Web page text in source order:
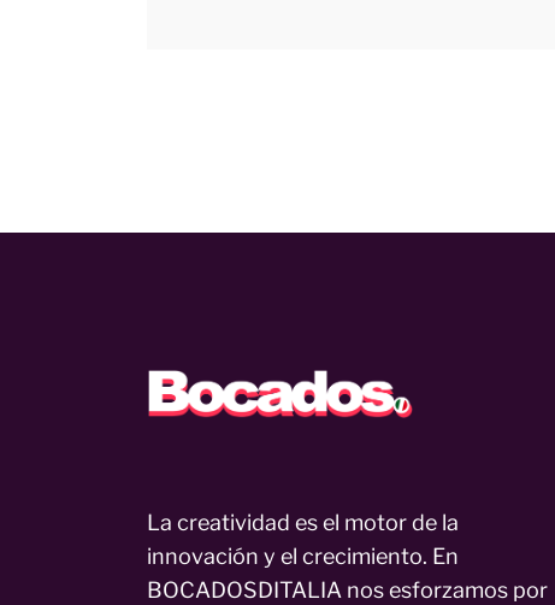
La creatividad es el motor de la
innovación y el crecimiento. En
BOCADOSDITALIA nos esforzamos por